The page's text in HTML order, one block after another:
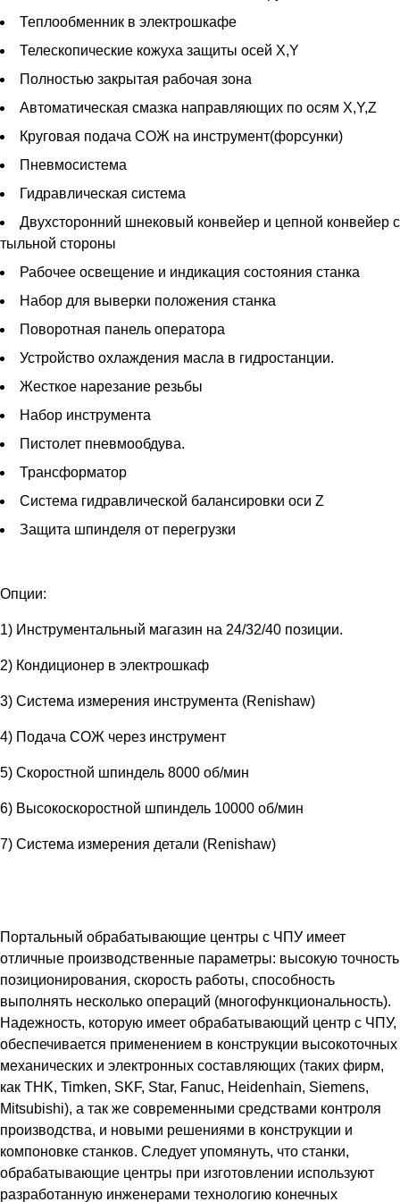
Теплообменник в электрошкафе
Телескопические кожуха защиты осей X,Y
Полностью закрытая рабочая зона
Автоматическая смазка направляющих по осям X,Y,Z
Круговая подача СОЖ на инструмент(форсунки)
Пневмосистема
Гидравлическая система
Двухсторонний шнековый конвейер и цепной конвейер с
тыльной стороны
Рабочее освещение и индикация состояния станка
Набор для выверки положения станка
Поворотная панель оператора
Устройство охлаждения масла в гидростанции.
Жесткое нарезание резьбы
Набор инструмента
Пистолет пневмообдува.
Трансформатор
Система гидравлической балансировки оси Z
Защита шпинделя от перегрузки
Опции:
1) Инструментальный магазин на 24/32/40 позиции.
2) Кондиционер в электрошкаф
3) Система измерения инструмента (Renishaw)
4) Подача СОЖ через инструмент
5) Скоростной шпиндель 8000 об/мин
6) Высокоскоростной шпиндель 10000 об/мин
7) Система измерения детали (Renishaw)
Портальный обрабатывающие центры с ЧПУ имеет
отличные производственные параметры: высокую точность
позиционирования, скорость работы, способность
выполнять несколько операций (многофункциональность).
Надежность, которую имеет обрабатывающий центр с ЧПУ,
обеспечивается применением в конструкции высокоточных
механических и электронных составляющих (таких фирм,
как THK, Timken, SKF, Star, Fanuc, Heidenhain, Siemens,
Mitsubishi), а так же современными средствами контроля
производства, и новыми решениями в конструкции и
компоновке станков. Следует упомянуть, что станки,
обрабатывающие центры при изготовлении используют
разработанную инженерами технологию конечных